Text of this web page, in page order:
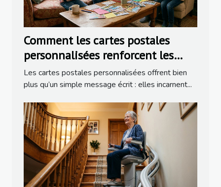
Comment les cartes postales
personnalisées renforcent les
liens familiaux ?
Les cartes postales personnalisées offrent bien
plus qu’un simple message écrit : elles incarnent...